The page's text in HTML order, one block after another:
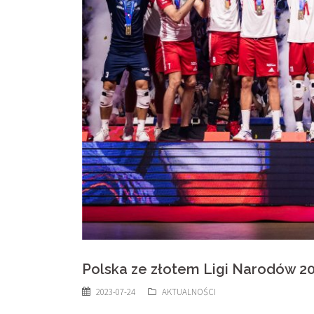
Polska ze złotem Ligi Narodów
2023-07-24 AKTUALNOŚCI